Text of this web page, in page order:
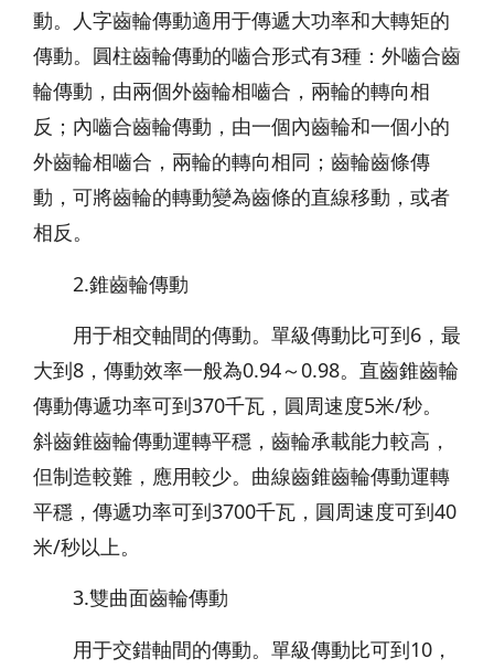
動。人字齒輪傳動適用于傳遞大功率和大轉矩的
傳動。圓柱齒輪傳動的嚙合形式有3種：外嚙合齒
輪傳動，由兩個外齒輪相嚙合，兩輪的轉向相
反；內嚙合齒輪傳動，由一個內齒輪和一個小的
外齒輪相嚙合，兩輪的轉向相同；齒輪齒條傳
動，可將齒輪的轉動變為齒條的直線移動，或者
相反。
2.錐齒輪傳動
用于相交軸間的傳動。單級傳動比可到6，最
大到8，傳動效率一般為0.94～0.98。直齒錐齒輪
傳動傳遞功率可到370千瓦，圓周速度5米/秒。
斜齒錐齒輪傳動運轉平穩，齒輪承載能力較高，
但制造較難，應用較少。曲線齒錐齒輪傳動運轉
平穩，傳遞功率可到3700千瓦，圓周速度可到40
米/秒以上。
3.雙曲面齒輪傳動
用于交錯軸間的傳動。單級傳動比可到10，